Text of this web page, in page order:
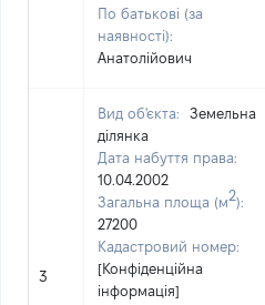
По батькові (за
наявності):
Анатолійович
3
Вид об'єкта:
Земельна
ділянка
Дата набуття права:
10.04.2002
Загальна площа (м2):
27200
Кадастровий номер:
[Конфіденційна
інформація]